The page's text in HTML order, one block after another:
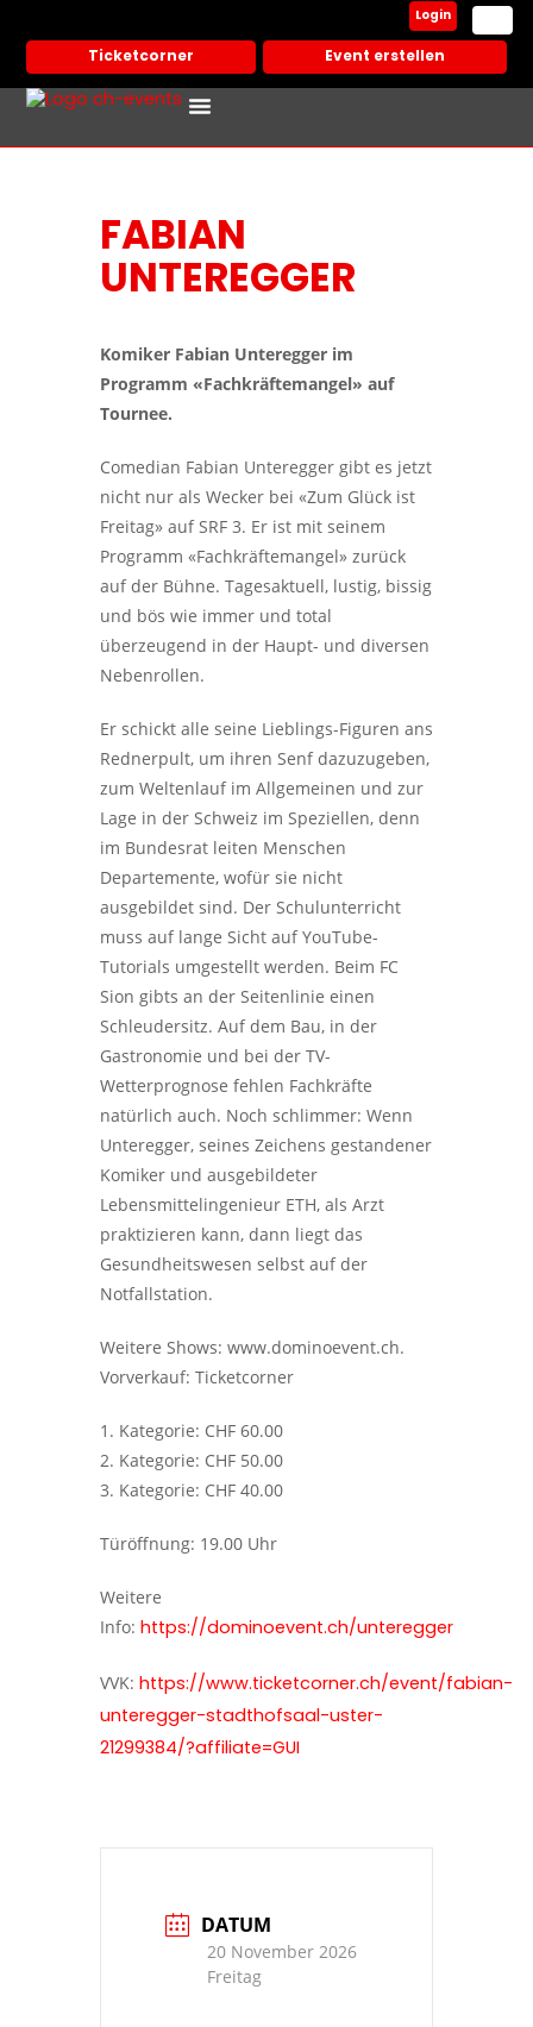
Ticketcorner Event erstellen
Login
FABIAN
UNTEREGGER
Komiker Fabian Unteregger im
Programm «Fachkräftemangel» auf
Tournee.
Comedian Fabian Unteregger gibt es jetzt
nicht nur als Wecker bei «Zum Glück ist
Freitag» auf SRF 3. Er ist mit seinem
Programm «Fachkräftemangel» zurück
auf der Bühne. Tagesaktuell, lustig, bissig
und bös wie immer und total
überzeugend in der Haupt- und diversen
Nebenrollen.
Er schickt alle seine Lieblings-Figuren ans
Rednerpult, um ihren Senf dazuzugeben,
zum Weltenlauf im Allgemeinen und zur
Lage in der Schweiz im Speziellen, denn
im Bundesrat leiten Menschen
Departemente, wofür sie nicht
ausgebildet sind. Der Schulunterricht
muss auf lange Sicht auf YouTube-
Tutorials umgestellt werden. Beim FC
Sion gibts an der Seitenlinie einen
Schleudersitz. Auf dem Bau, in der
Gastronomie und bei der TV-
Wetterprognose fehlen Fachkräfte
natürlich auch. Noch schlimmer: Wenn
Unteregger, seines Zeichens gestandener
Komiker und ausgebildeter
Lebensmittelingenieur ETH, als Arzt
praktizieren kann, dann liegt das
Gesundheitswesen selbst auf der
Notfallstation.
Weitere Shows: www.dominoevent.ch.
Vorverkauf: Ticketcorner
1. Kategorie: CHF 60.00
2. Kategorie: CHF 50.00
3. Kategorie: CHF 40.00
Türöffnung: 19.00 Uhr
Weitere
Info: https://dominoevent.ch/unteregger
VVK: https://www.ticketcorner.ch/event/fabian-
unteregger-stadthofsaal-uster-
21299384/?affiliate=GUI
DATUM
20 November 2026
Freitag